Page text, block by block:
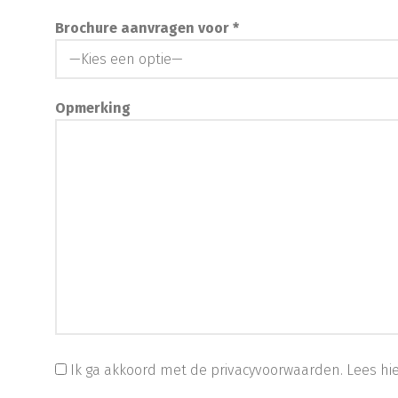
Brochure aanvragen voor *
Opmerking
Ik ga akkoord met de privacyvoorwaarden. Lees